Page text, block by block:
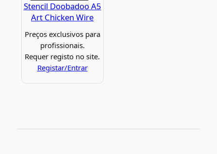
Stencil Doobadoo A5
Art Chicken Wire
Preços exclusivos para
profissionais.
Requer registo no site.
Registar/Entrar